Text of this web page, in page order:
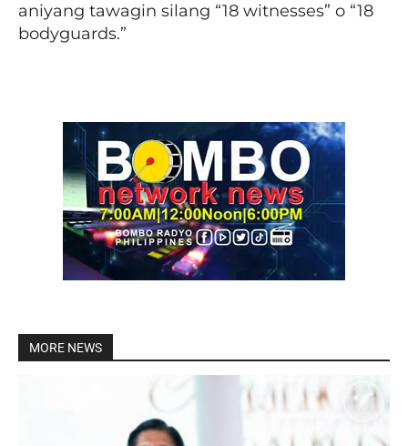
aniyang tawagin silang “18 witnesses” o “18
bodyguards.”
MORE NEWS